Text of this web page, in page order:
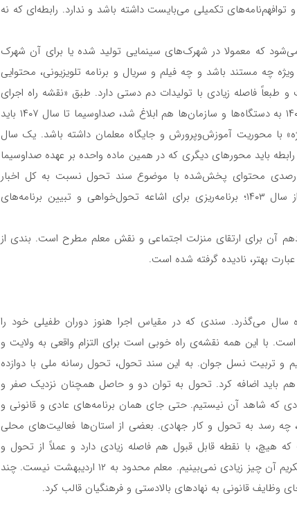
توافهم‌نامه‌های تکمیلی می‌بایست داشته باشد و ندارد. رابطه‌ای که نه
که معمولا در شهرک‌های سینمایی تولید شده یا برای آن شهرک
چه مستند باشد و چه فیلم و سریال و برنامه تلویزیونی، محتوایی
طبعاً فاصله زیادی با تولیدات دم دستی دارد. طبق «نقشه راه اجرای
سند تحول بنیادین آموزش و پرورش» که ۱۰ تیر ۱۴۰۳ به دستگاه‌ها و سازمان‌ها هم ابلاغ شد، صداوسیما تا سال ۱۴۰۷ باید
ویژه» با محوریت آموزش‌و‌پرورش و جایگاه معلمان داشته باشد. یک سال
باید محورهای دیگری که در همین ماده واحده بر عهده صداوسیما
شده اضافه شود. برای مثال افزایش ۲۰ درصدی محتوای پخش‌شده با موضوع سند تحول نسبت به کل اخبار
آموزش‌و‌پرورش؛ رشد ده‌درصدی سالانه برنامه‌ها از سال ۱۴۰۳؛ برنامه‌ریزی برای اشاعه تحول‌خواهی و تبیین برنامه‌های
آن برای ارتقای منزلت اجتماعی و نقش معلم مطرح است. بندی از
بهتر، نادیده گرفته شده است.
می‌گذرد. سندی که در مقیاس اجرا هنوز دوران طفیلی خود را
با این همه نقشه‌ی راه خوبی است برای التزام واقعی به ولایت و
و تربیت نسل جوان. به این سند تحول، تحول رسانه ملی با دوازده
باید اضافه کرد. تحول به توان دو و حاصل همچنان نزدیک صفر و
که شاهد آن نیستیم. حتی جای همان برنامه‌های عادی و قانونی و
رسد به تحول و کار جهادی. بعضی از استان‌ها فعالیت‌های محلی
هیچ، با نقطه قابل قبول هم فاصله زیادی دارد و عملاً از تحول و
تحول‌خواهی در آموزش‌وپرورش و جایگاه معلم و تکریم آن چیز زیادی نمی‌بینیم. معلم محدود به ۱۲ اردیبهشت نیست. چند
قانونی به نهادهای بالادستی و فرهنگیان قالب کرد.